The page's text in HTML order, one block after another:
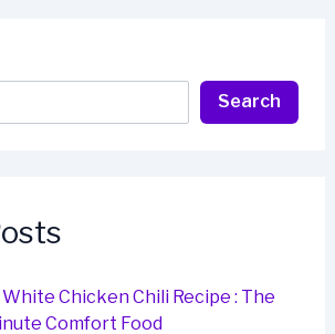
Search
Chicken Chili Recipe : The
Comfort Food